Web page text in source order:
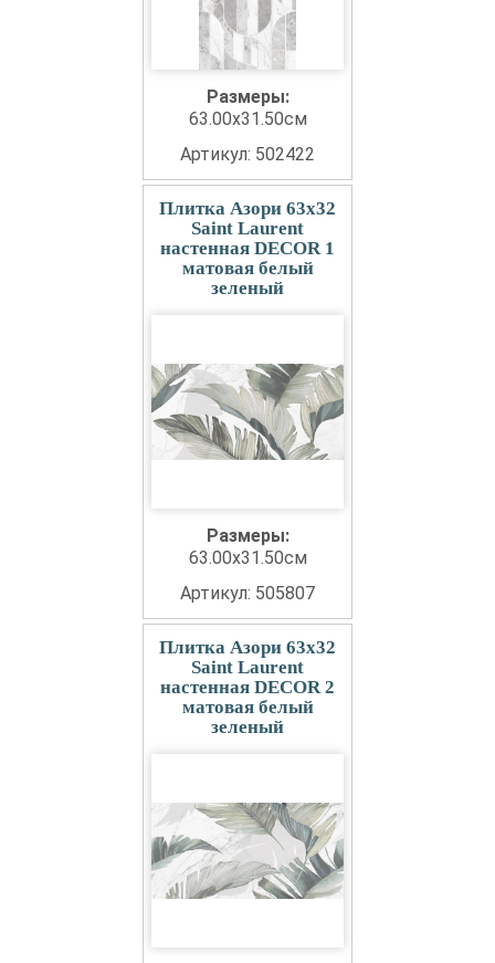
Размеры:
63.00x31.50см
Артикул: 502422
Плитка Азори 63x32
Saint Laurent
настенная DECOR 1
матовая белый
зеленый
Размеры:
63.00x31.50см
Артикул: 505807
Плитка Азори 63x32
Saint Laurent
настенная DECOR 2
матовая белый
зеленый